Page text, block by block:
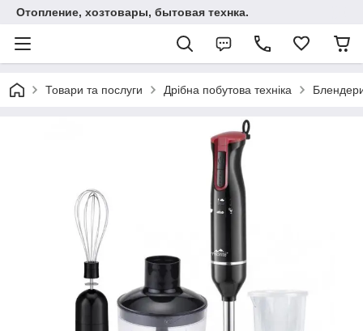
Отопление, хозтовары, бытовая технка.
Товари та послуги Дрібна побутова техніка